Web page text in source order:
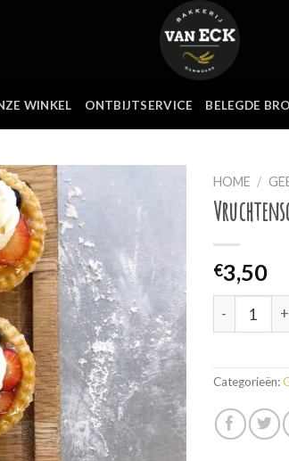
WINKEL ONTBIJTSERVICE BELEGDE
HOME /
€3,50
Categorieën: